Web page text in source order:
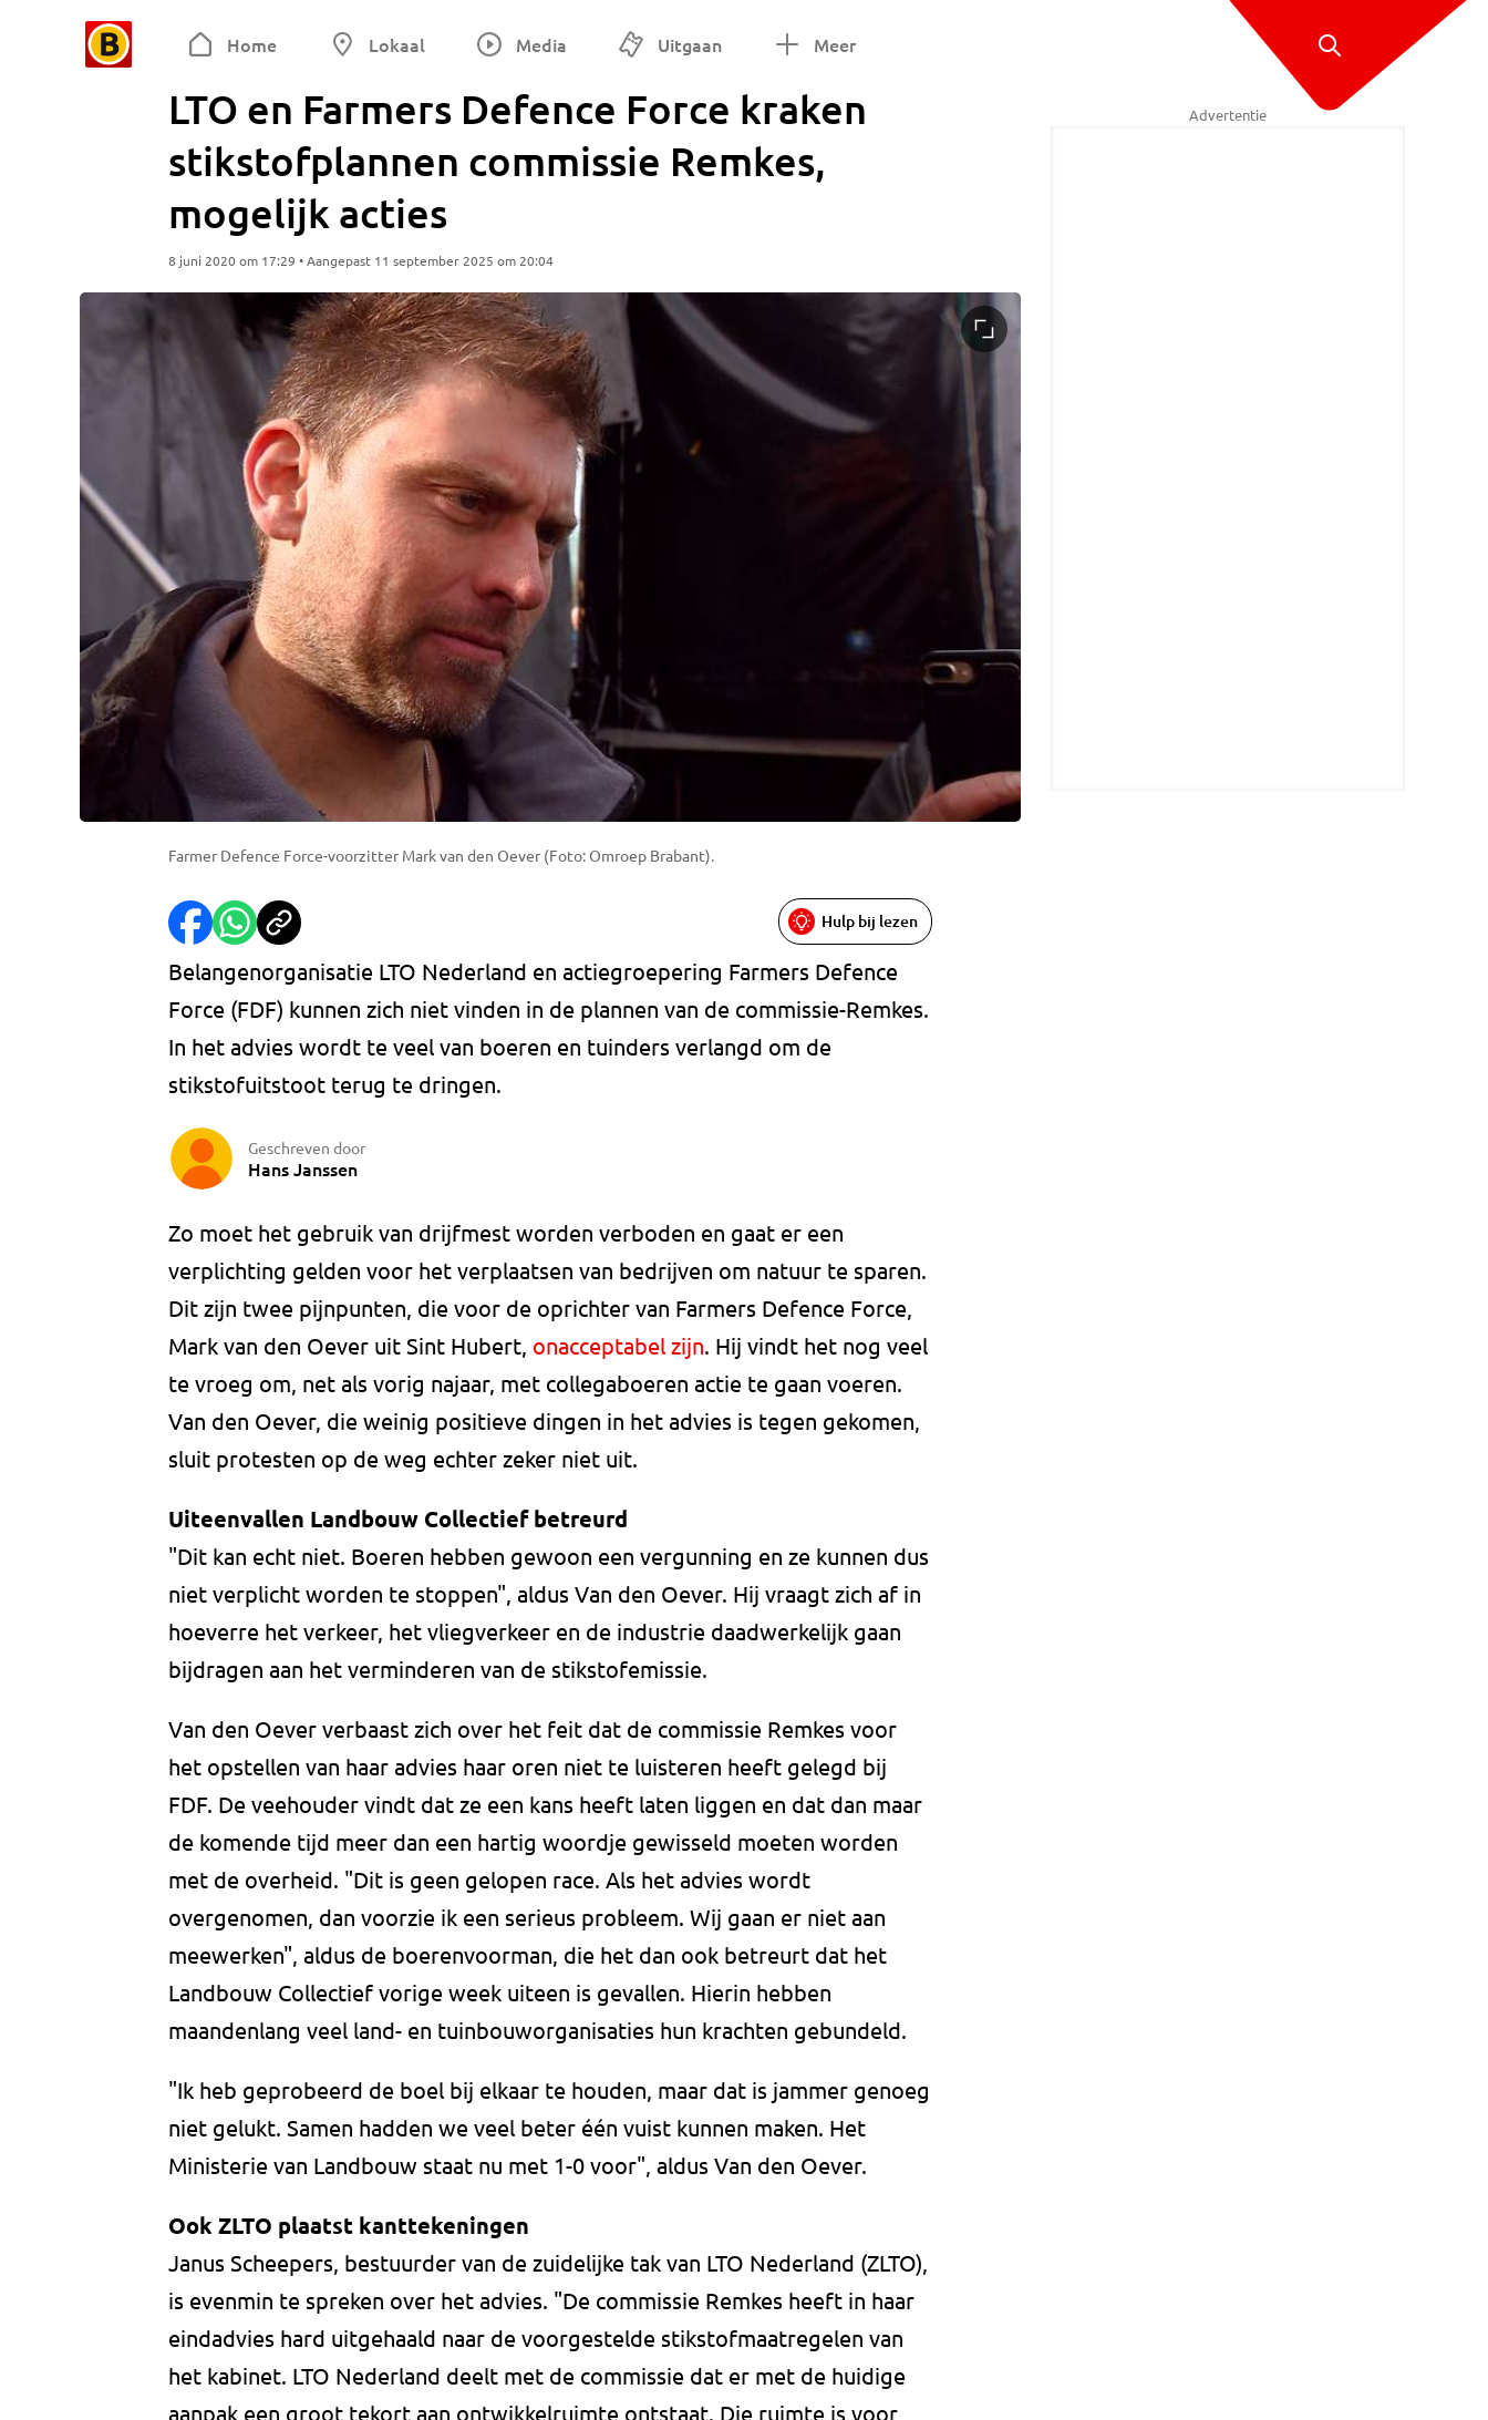
Home Lokaal Media Uitgaan Meer
LTO en Farmers Defence Force kraken
stikstofplannen commissie Remkes,
mogelijk acties
8 juni 2020 om 17:29 • Aangepast 11 september 2025 om 20:04
Farmer Defence Force-voorzitter Mark van den Oever (Foto: Omroep Brabant).
Hulp bij lezen
Belangenorganisatie LTO Nederland en actiegroepering Farmers Defence
Force (FDF) kunnen zich niet vinden in de plannen van de commissie-Remkes.
In het advies wordt te veel van boeren en tuinders verlangd om de
stikstofuitstoot terug te dringen.
Geschreven door
Hans Janssen
Zo moet het gebruik van drijfmest worden verboden en gaat er een
verplichting gelden voor het verplaatsen van bedrijven om natuur te sparen.
Dit zijn twee pijnpunten, die voor de oprichter van Farmers Defence Force,
Mark van den Oever uit Sint Hubert, onacceptabel zijn. Hij vindt het nog veel
te vroeg om, net als vorig najaar, met collegaboeren actie te gaan voeren.
Van den Oever, die weinig positieve dingen in het advies is tegen gekomen,
sluit protesten op de weg echter zeker niet uit.
Uiteenvallen Landbouw Collectief betreurd
"Dit kan echt niet. Boeren hebben gewoon een vergunning en ze kunnen dus
niet verplicht worden te stoppen", aldus Van den Oever. Hij vraagt zich af in
hoeverre het verkeer, het vliegverkeer en de industrie daadwerkelijk gaan
bijdragen aan het verminderen van de stikstofemissie.
Van den Oever verbaast zich over het feit dat de commissie Remkes voor
het opstellen van haar advies haar oren niet te luisteren heeft gelegd bij
FDF. De veehouder vindt dat ze een kans heeft laten liggen en dat dan maar
de komende tijd meer dan een hartig woordje gewisseld moeten worden
met de overheid. "Dit is geen gelopen race. Als het advies wordt
overgenomen, dan voorzie ik een serieus probleem. Wij gaan er niet aan
meewerken", aldus de boerenvoorman, die het dan ook betreurt dat het
Landbouw Collectief vorige week uiteen is gevallen. Hierin hebben
maandenlang veel land- en tuinbouworganisaties hun krachten gebundeld.
"Ik heb geprobeerd de boel bij elkaar te houden, maar dat is jammer genoeg
niet gelukt. Samen hadden we veel beter één vuist kunnen maken. Het
Ministerie van Landbouw staat nu met 1-0 voor", aldus Van den Oever.
Ook ZLTO plaatst kanttekeningen
Janus Scheepers, bestuurder van de zuidelijke tak van LTO Nederland (ZLTO),
is evenmin te spreken over het advies. "De commissie Remkes heeft in haar
eindadvies hard uitgehaald naar de voorgestelde stikstofmaatregelen van
het kabinet. LTO Nederland deelt met de commissie dat er met de huidige
aanpak een groot tekort aan ontwikkelruimte ontstaat. Die ruimte is voor
Advertentie